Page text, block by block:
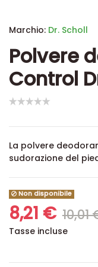
Marchio: Dr. Scholl
Polvere
Control
La polvere
sudorazione del
Non disponibile
8,21 € 10,01
Tasse incluse